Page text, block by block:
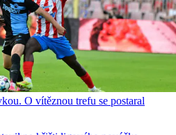
O vítěznou trefu se postaral